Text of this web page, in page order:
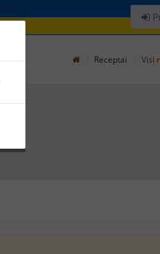
Receptai Visi